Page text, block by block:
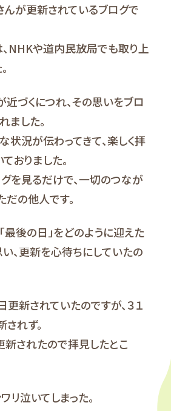
が更新されているブログで
NHKや道内民放局でも取り上
づくにつれ、その思いをブロ
ました。
状況が伝わってきて、楽しく拝
おりました。
を見るだけで、一切のつなが
だの他人です。
最後の日」をどのように迎えた
、更新を心待ちにしていたの
新されていたのですが、３１
れず。
新されたので拝見したとこ
リ泣いてしまった。